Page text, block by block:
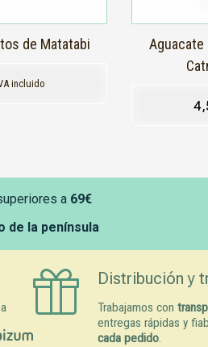
de Matatabi
incluido
Aguacate
a 69€
de la península
Distribución y
Trabajamos con
entregas rápidas y
cada pedido.